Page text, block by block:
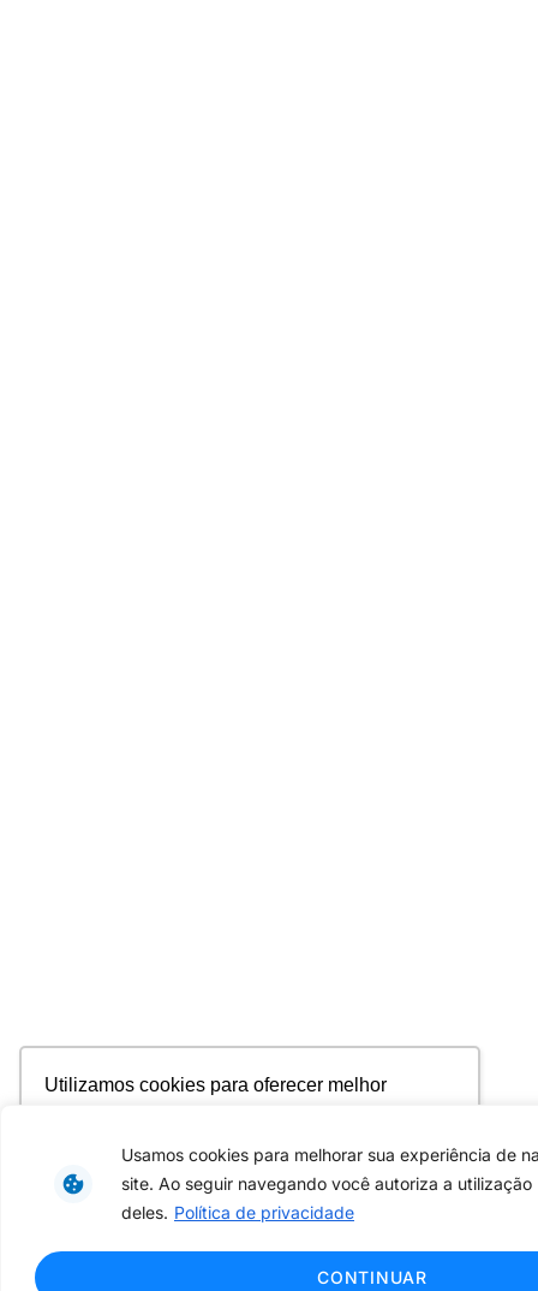
Utilizamos cookies para oferecer melhor
personalizar conteúdo. Ao utilizar este site, você
concorda com o uso de cookies.
Saiba mais
Usamos cookies para melhorar sua experiência de
site. Ao seguir navegando você autoriza a utilização
deles. Política de privacidade
CONTINUAR